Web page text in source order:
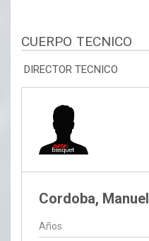
CUERPO TECNICO
DIRECTOR TECNICO
Cordoba, Manuel
Años